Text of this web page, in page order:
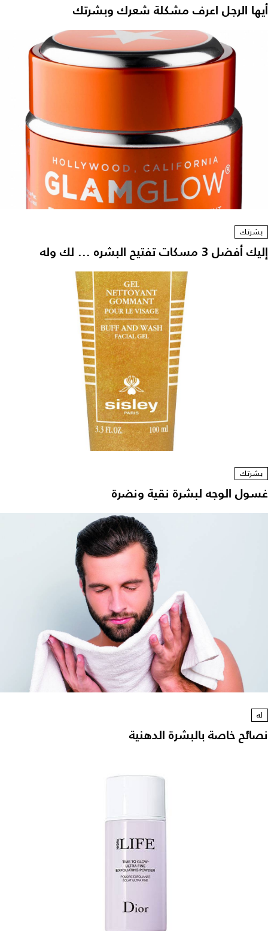
أيها الرجل اعرف مشكلة شعرك وبشرتك
بشرتك
إليك أفضل 3 مسكات تفتيح البشره ... لك وله
بشرتك
غسول الوجه لبشرة نقية ونضرة
له
نصائح خاصة بالبشرة الدهنية